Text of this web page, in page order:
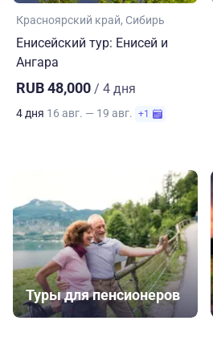
Красноярский край Сибирь
Енисейский тур: Енисей и
Ангара
RUB 48,000 / 4 дня
4 дня 16 авг. — 19 авг. +1
Туры для пенсионеров